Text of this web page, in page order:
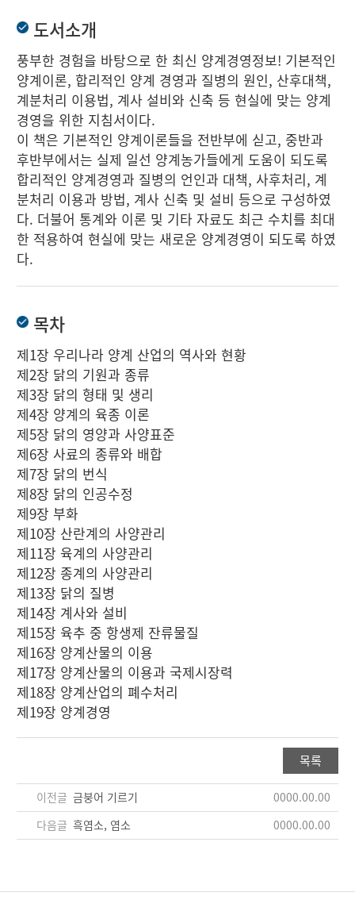
도서소개
풍부한 경험을 바탕으로 한 최신 양계경영정보! 기본적인
양계이론, 합리적인 양계 경영과 질병의 원인, 산후대책,
계분처리 이용법, 계사 설비와 신축 등 현실에 맞는 양계
경영을 위한 지침서이다.
이 책은 기본적인 양계이론들을 전반부에 싣고, 중반과
후반부에서는 실제 일선 양계농가들에게 도움이 되도록
합리적인 양계경영과 질병의 언인과 대책, 사후처리, 계
분처리 이용과 방법, 계사 신축 및 설비 등으로 구성하였
다. 더불어 통계와 이론 및 기타 자료도 최근 수치를 최대
한 적용하여 현실에 맞는 새로운 양계경영이 되도록 하였
다.
목차
제1장 우리나라 양계 산업의 역사와 현황
제2장 닭의 기원과 종류
제3장 닭의 형태 및 생리
제4장 양계의 육종 이론
제5장 닭의 영양과 사양표준
제6장 사료의 종류와 배합
제7장 닭의 번식
제8장 닭의 인공수정
제9장 부화
제10장 산란계의 사양관리
제11장 육계의 사양관리
제12장 종계의 사양관리
제13장 닭의 질병
제14장 계사와 설비
제15장 육추 중 항생제 잔류물질
제16장 양계산물의 이용
제17장 양계산물의 이용과 국제시장력
제18장 양계산업의 폐수처리
제19장 양계경영
목록
이전글 금붕어 기르기
0000.00.00
다음글 흑염소, 염소 0000.00.00